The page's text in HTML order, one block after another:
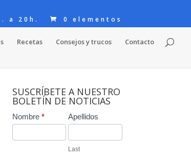
a 20h.
0 elementos
Recetas Consejos y trucos Contacto
SUSCRÍBETE A NUESTRO
BOLETÍN DE NOTICIAS
Contact
Us
Nombre * Apellidos
Last